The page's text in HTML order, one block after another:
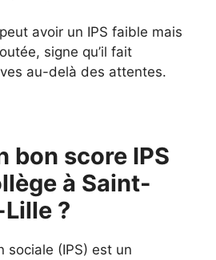
avoir un IPS faible mais
signe qu’il fait
au-delà des attentes.
bon score IPS
à Saint-
?
sociale (IPS) est un